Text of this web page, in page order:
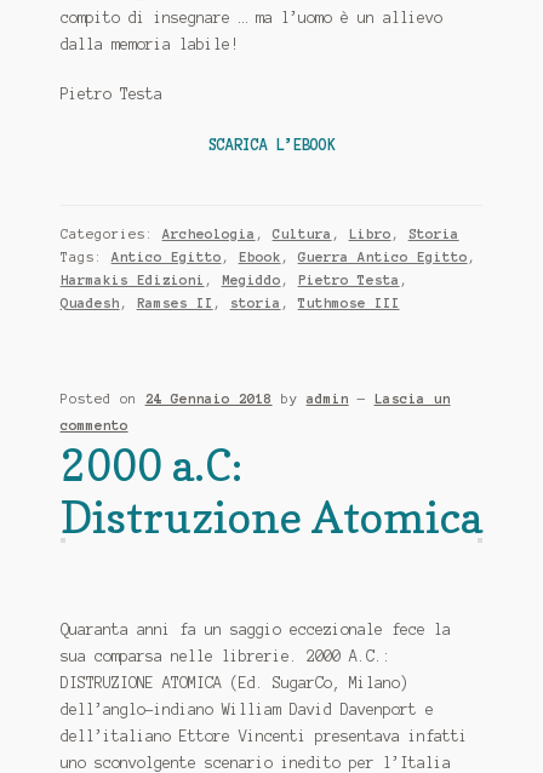
compito di insegnare … ma l’uomo è un allievo
dalla memoria labile!
Pietro Testa
SCARICA L’EBOOK
Categories: Archeologia , Cultura , Libro , Storia
Tags: Antico Egitto , Ebook , Guerra Antico Egitto ,
Harmakis Edizioni , Megiddo , Pietro Testa ,
Quadesh , Ramses II , storia ,Tuthmose III
Posted on 24 Gennaio 2018 by admin —
Lascia un
commento
2000 a.C:
Distruzione Atomica
Quaranta anni fa un saggio eccezionale fece la
sua comparsa nelle librerie. 2000 A.C.:
DISTRUZIONE ATOMICA (Ed. SugarCo, Milano)
dell’anglo-indiano William David Davenport e
dell’italiano Ettore Vincenti presentava infatti
uno sconvolgente scenario inedito per l’Italia